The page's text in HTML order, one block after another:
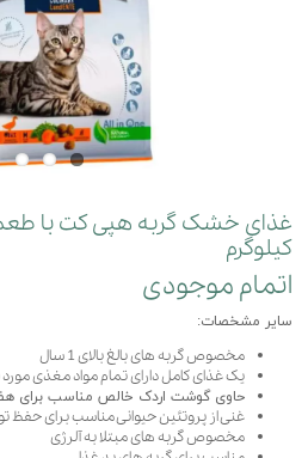
کیلوگرم
اتمام موجودی
سایر مشخصات:
مخصوص گربه های بالغ بالای 1 سال
یک غذای کامل دارای تمام مواد مغذی مورد
حاوی گوشت اردک خالص مناسب برای
غنی از پروتئین حیوانی مناسب برای حفظ
مخصوص گربه های مبتلا به آلرژی